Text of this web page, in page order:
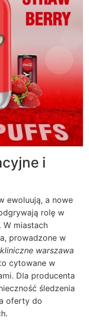
i
ewoluują, a nowe
rolę w
W miastach
prowadzone w
warszawa
cytowane w
Dla producenta
śledzenia
oferty do